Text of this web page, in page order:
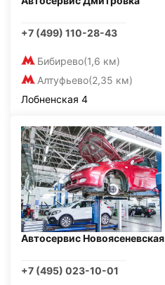
+7 (499) 110-28-43
Бибирево(1,6 км)
Алтуфьево(2,35 км)
Лобненская 4
Автосервис Новоясеневская
+7 (495) 023-10-01